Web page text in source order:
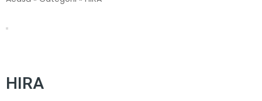
HIRA